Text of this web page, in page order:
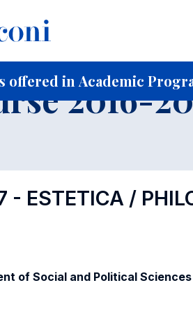
offered in Academic
Students
2016-
- ESTETICA /
of Social and Political Sciences